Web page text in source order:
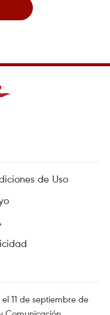
de Uso
11 de septiembre de